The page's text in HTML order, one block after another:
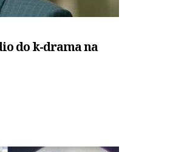
do k-drama na